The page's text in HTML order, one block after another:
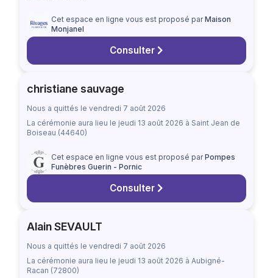
Cet espace en ligne vous est proposé parMaison
Monjanel
Consulter
christiane sauvage
Nous a quittés le vendredi 7 août 2026
La cérémonie aura lieu le jeudi 13 août 2026 à Saint Jean de
Boiseau (44640)
Cet espace en ligne vous est proposé parPompes
Funèbres Guerin - Pornic
Consulter
Alain SEVAULT
Nous a quittés le vendredi 7 août 2026
La cérémonie aura lieu le jeudi 13 août 2026 à Aubigné-
Racan (72800)